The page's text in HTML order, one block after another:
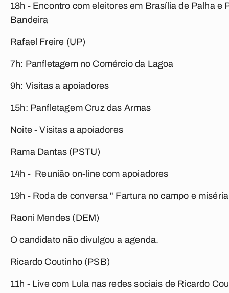
18h - Encontro com eleitores em Brasília de Palha e
Bandeira
Rafael Freire (UP)
7h: Panfletagem no Comércio da Lagoa
9h: Visitas a apoiadores
15h: Panfletagem Cruz das Armas
Noite - Visitas a apoiadores
Rama Dantas (PSTU)
14h - Reunião on-line com apoiadores
19h - Roda de conversa " Fartura no campo e
Raoni Mendes (DEM)
O candidato não divulgou a agenda.
Ricardo Coutinho (PSB)
11h - Live com Lula nas redes sociais de Ricardo